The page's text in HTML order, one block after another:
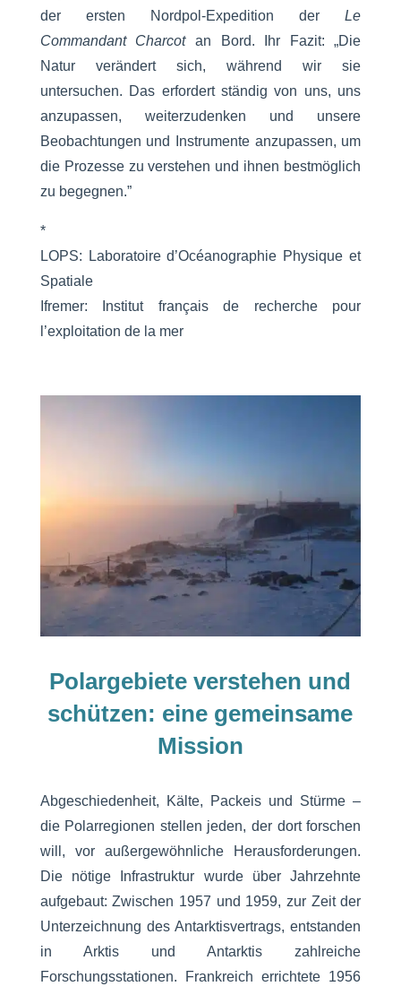
der ersten Nordpol-Expedition derLe
Commandant Charcot an Bord. Ihr Fazit: „Die
Natur verändert sich, während wir sie
untersuchen. Das erfordert ständig von uns, uns
anzupassen, weiterzudenken und unsere
Beobachtungen und Instrumente anzupassen, um
die Prozesse zu verstehen und ihnen bestmöglich
zu begegnen.”
*
LOPS: Laboratoire d’Océanographie Physique et
Spatiale
Ifremer: Institut français de recherche pour
l’exploitation de la mer
Polargebiete verstehen und
schützen: eine gemeinsame
Mission
Abgeschiedenheit, Kälte, Packeis und Stürme –
die Polarregionen stellen jeden, der dort forschen
will, vor außergewöhnliche Herausforderungen.
Die nötige Infrastruktur wurde über Jahrzehnte
aufgebaut: Zwischen 1957 und 1959, zur Zeit der
Unterzeichnung des Antarktisvertrags, entstanden
in Arktis und Antarktis zahlreiche
Forschungsstationen. Frankreich errichtete 1956